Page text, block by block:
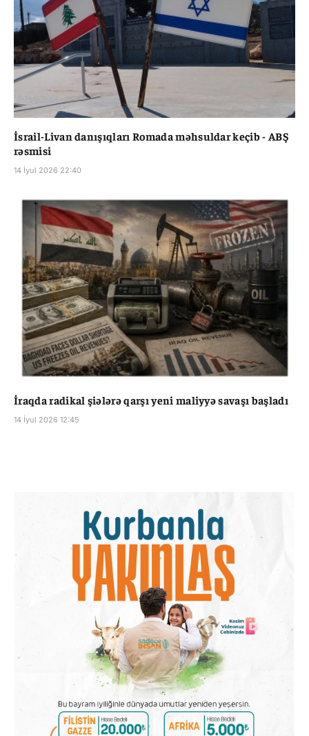
İsrail-Livan danışıqları Romada məhsuldar keçib - ABŞ
rəsmisi
14 İyul 2026 22:40
İraqda radikal şiələrə qarşı yeni maliyyə savaşı başladı
14 İyul 2026 12:45